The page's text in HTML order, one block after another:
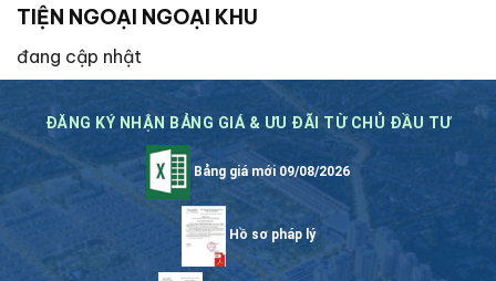
TIỆN NGOẠI NGOẠI KHU
đang cập nhật
ĐĂNG KÝ NHẬN BẢNG GIÁ & ƯU ĐÃI TỪ CHỦ ĐẦU TƯ
Bảng giá mới 09/08/2026
Hồ sơ pháp lý